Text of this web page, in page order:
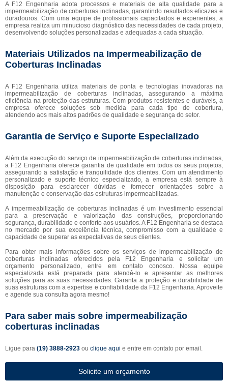
A F12 Engenharia adota processos e materiais de alta qualidade para a
impermeabilização de coberturas inclinadas, garantindo resultados eficazes e
duradouros. Com uma equipe de profissionais capacitados e experientes, a
empresa realiza um minucioso diagnóstico das necessidades de cada projeto,
desenvolvendo soluções personalizadas e adequadas a cada situação.
Materiais Utilizados na Impermeabilização de
Coberturas Inclinadas
A F12 Engenharia utiliza materiais de ponta e tecnologias inovadoras na
impermeabilização de coberturas inclinadas, assegurando a máxima
eficiência na proteção das estruturas. Com produtos resistentes e duráveis, a
empresa oferece soluções sob medida para cada tipo de cobertura,
atendendo aos mais altos padrões de qualidade e segurança do setor.
Garantia de Serviço e Suporte Especializado
Além da execução do serviço de impermeabilização de coberturas inclinadas,
a F12 Engenharia oferece garantia de qualidade em todos os seus projetos,
assegurando a satisfação e tranquilidade dos clientes. Com um atendimento
personalizado e suporte técnico especializado, a empresa está sempre à
disposição para esclarecer dúvidas e fornecer orientações sobre a
manutenção e conservação das estruturas impermeabilizadas.
A impermeabilização de coberturas inclinadas é um investimento essencial
para a preservação e valorização das construções, proporcionando
segurança, durabilidade e conforto aos usuários. A F12 Engenharia se destaca
no mercado por sua excelência técnica, compromisso com a qualidade e
capacidade de superar as expectativas de seus clientes.
Para obter mais informações sobre os serviços de impermeabilização de
coberturas inclinadas oferecidos pela F12 Engenharia e solicitar um
orçamento personalizado, entre em contato conosco. Nossa equipe
especializada está preparada para atendê-lo e apresentar as melhores
soluções para as suas necessidades. Garanta a proteção e durabilidade de
suas estruturas com a expertise e confiabilidade da F12 Engenharia. Aproveite
e agende sua consulta agora mesmo!
Para saber mais sobre impermeabilização
coberturas inclinadas
Ligue para (19) 3888-2923 ou clique aqui e entre em contato por email.
Solicite um orçamento